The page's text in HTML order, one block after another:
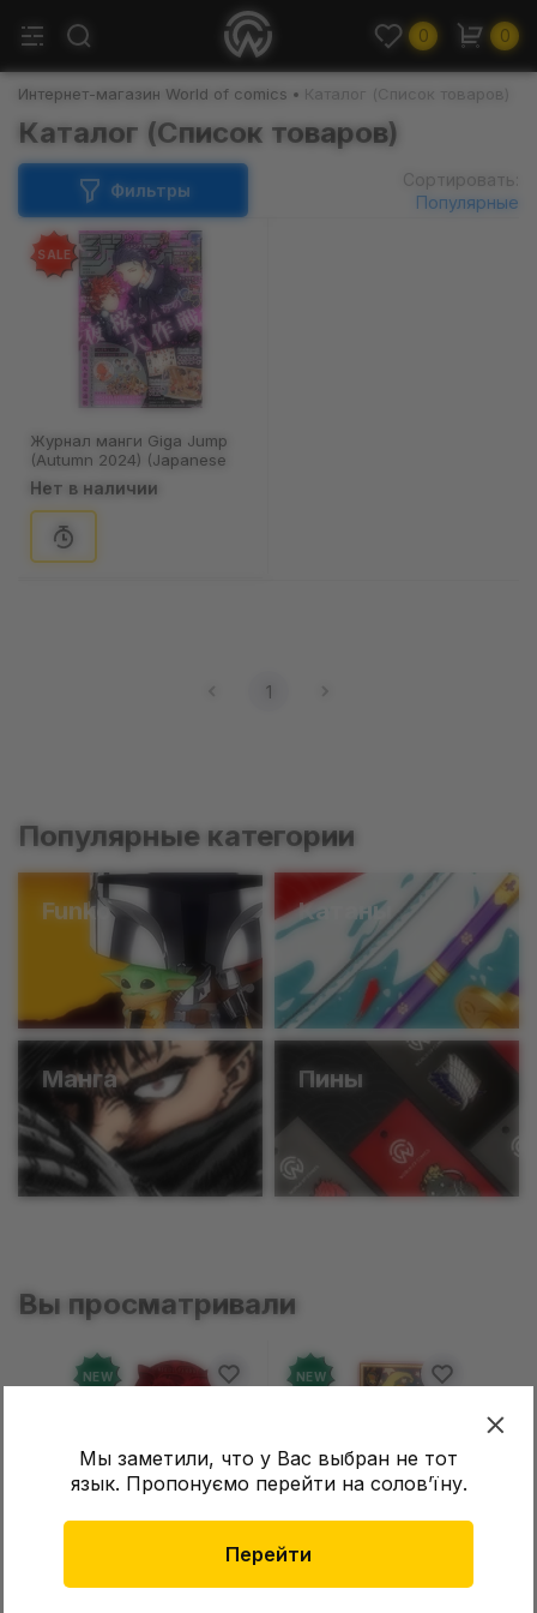
0 0
Мы заметили, что у Вас выбран не тот
язык. Пропонуємо перейти на соловʼїну.
Перейти
Интернет-магазин World of comics Каталог (Список товаров)
Каталог (Список товаров)
Фильтры
Сортировать:
Популярные
SALE
Журнал манги Giga Jump
(Autumn 2024) (Japanese
Edition), (370158)
Нет в наличии
1
Популярные категории
Funko Катаны
Манга Пины
Вы просматривали
NEW NEW
Фігурка Pop Mart: